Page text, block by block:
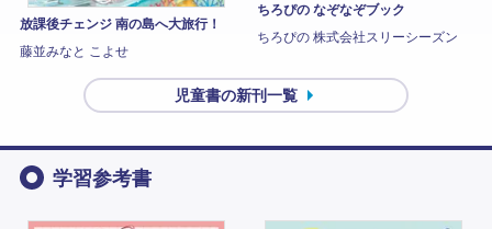
放課後チェンジ 南の島へ大旅行！
藤並みなと こよせ
ちろぴの なぞなぞブック
ちろぴの 株式会社スリーシーズン
児童書の新刊一覧
学習参考書